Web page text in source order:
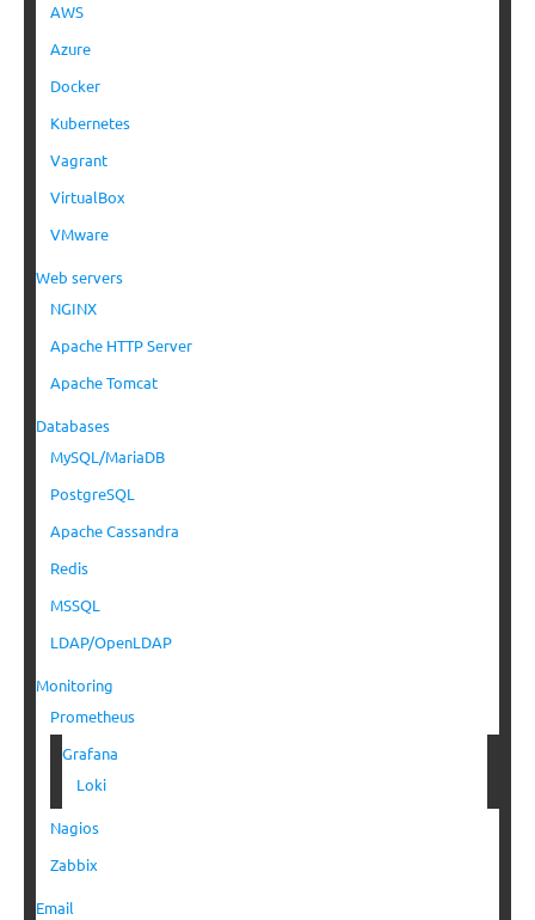
AWS
Azure
Docker
Kubernetes
Vagrant
VirtualBox
VMware
Web servers
NGINX
Apache HTTP Server
Apache Tomcat
Databases
MySQL/MariaDB
PostgreSQL
Apache Cassandra
Redis
MSSQL
LDAP/OpenLDAP
Monitoring
Prometheus
Grafana
Loki
Nagios
Zabbix
Email